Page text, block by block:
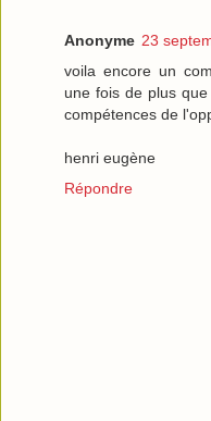
Anonyme 23
voila encore un
une fois de plus
compétences de
henri eugène
Répondre